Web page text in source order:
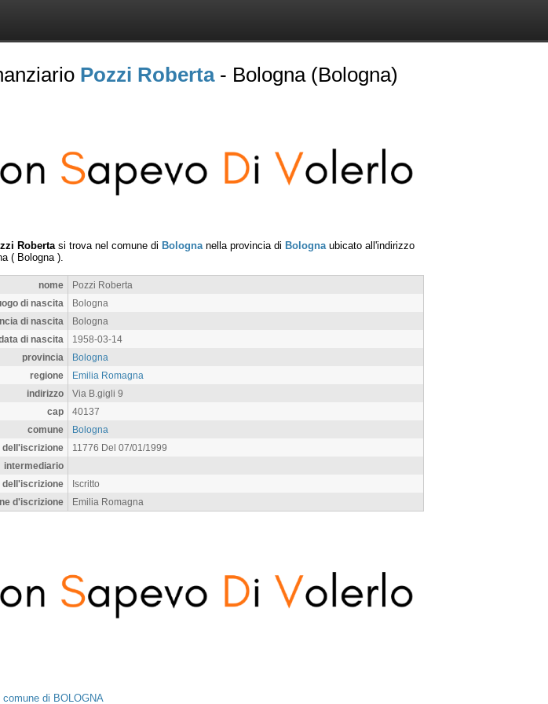
Pozzi Roberta- Bologna (Bologna)
Roberta si trova nel comune di Bologna nella provincia di Bologna ubicato all'indirizzo
( Bologna ).
nome
Pozzi Roberta
di nascita
Bologna
di nascita
Bologna
di nascita
1958-03-14
provincia
Bologna
regione
Emilia Romagna
indirizzo
Via B.gigli 9
cap
40137
comune
Bologna
dell'iscrizione
11776 Del 07/01/1999
intermediario
dell'iscrizione
Iscritto
d'iscrizione
Emilia Romagna
di BOLOGNA